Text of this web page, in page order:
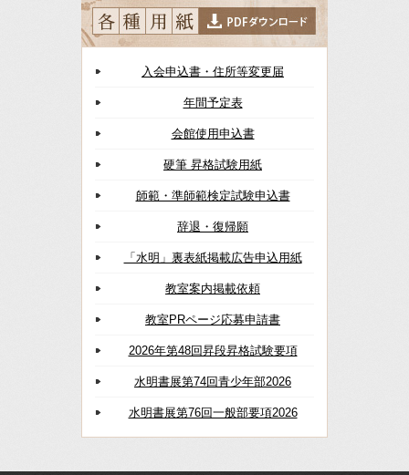
入会申込書・住所等変更届
年間予定表
会館使用申込書
硬筆 昇格試験用紙
師範・準師範検定試験申込書
辞退・復帰願
「水明」裏表紙掲載広告申込用紙
教室案内掲載依頼
教室PRページ応募申請書
2026年第48回昇段昇格試験要項
水明書展第74回青少年部2026
水明書展第76回一般部要項2026